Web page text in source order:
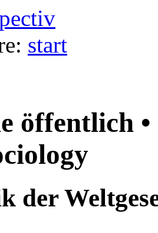
start
öffentlich
der